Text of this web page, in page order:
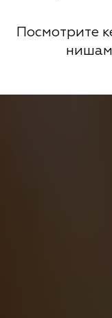
Посмотрите